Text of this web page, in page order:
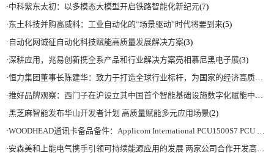
·中科紫东太初：以多模态大模型开启铁路智能化新纪元(7)
·东土科技并购高威科：工业自动化的“场景驱动”时代将要到来(5)
· 自动化网诚征自动化科技赋能高质量发展解决方案(3)
·深耕应用，兆易创新携全系产品和行业解决方案亮相慕尼黑电子展(3)
·恒力集团董事长陈建华：致力于打造全球行业标杆，为国家的经济高质量发展贡献更大力量|上海电气集团党委书记、董事长吴磊来访
·推好品牌观察：西门子在沪设立其中国首个智能基础设施数字化赋能中心
·黑芝麻智能发布华山开发者计划 高质量赋能多元应用场景(2)
·WOODHEAD通讯卡备品备件：Applicom International PCU1500S7 PCU 1500 S7 V4.5.0
·安森美和上能电气携手引领可持续能源应用的发展 两家公司合作开发高性能储能和太阳能组串式逆变器方案 以实现可持续的未来